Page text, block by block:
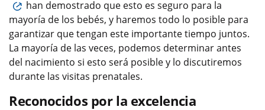
han demostrado que esto es seguro para la
mayoría de los bebés, y haremos todo lo posible para
garantizar que tengan este importante tiempo juntos.
La mayoría de las veces, podemos determinar antes
del nacimiento si esto será posible y lo discutiremos
durante las visitas prenatales.
Reconocidos por la excelencia